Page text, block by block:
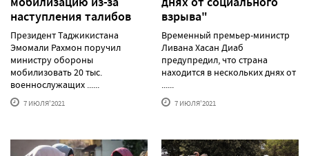
наступления талибов
Президент Таджикистана
Эмомали Рахмон поручил
министру обороны
мобилизовать 20 тыс.
военнослужащих ......
7 ИЮЛЯ'2021
взрыва"
Временный премьер-министр
Ливана Хасан Диаб
предупредил, что страна
находится в нескольких днях от
7 ИЮЛЯ'2021